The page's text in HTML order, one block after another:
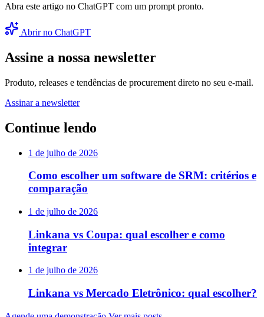
Abra este artigo no ChatGPT com um prompt pronto.
Abrir no ChatGPT
Assine a nossa newsletter
Produto, releases e tendências de procurement direto no seu e-mail.
Assinar a newsletter
Continue lendo
1 de julho de 2026
Como escolher um software de SRM: critérios e
comparação
1 de julho de 2026
Linkana vs Coupa: qual escolher e como
integrar
1 de julho de 2026
Linkana vs Mercado Eletrônico: qual escolher?